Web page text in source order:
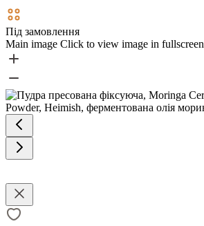
Під замовлення
Main image Click to view image in fullscreen